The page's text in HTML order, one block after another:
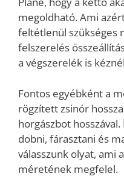
megoldható. Ami
feltétlenül szükséges
felszerelés
a végszerelék is
Fontos egyébként a
rögzített zsinór
horgászbot
dobni, fárasztani és
válasszunk olyat, ami
méretének megfelel.